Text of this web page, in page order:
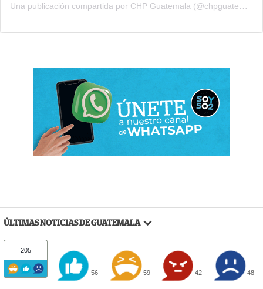
Una publicación compartida por CHP Guatemala (@chpguatemala)
ÚLTIMAS NOTICIAS DE GUATEMALA
205
56 59 42 48